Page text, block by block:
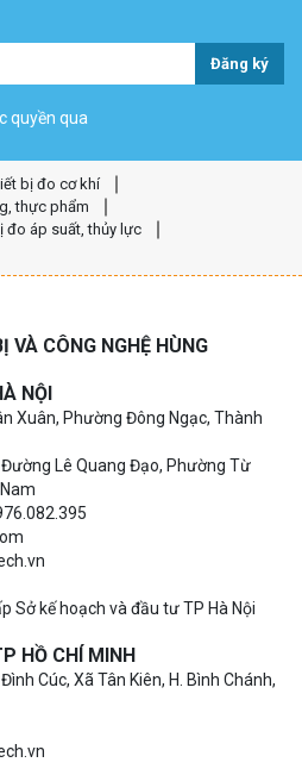
Đăng ký
quyền qua
bị đo cơ khí
thực phẩm
đo áp suất, thủy lực
VÀ CÔNG NGHỆ HÙNG
NỘI
Xuân, Phường Đông Ngạc, Thành
Đường Lê Quang Đạo, Phường Từ
Sở kế hoạch và đầu tư TP Hà Nội
HỒ CHÍ MINH
Cúc, Xã Tân Kiên, H. Bình Chánh,